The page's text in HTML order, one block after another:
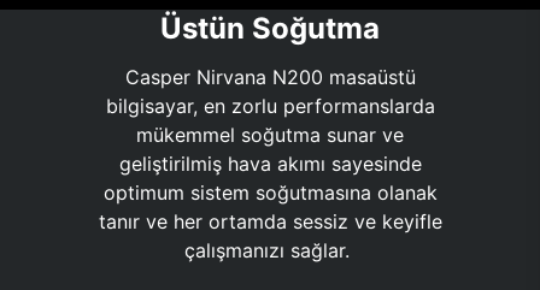
Üstün Soğutma
Casper Nirvana N200 masaüstü
bilgisayar, en zorlu performanslarda
mükemmel soğutma sunar ve
geliştirilmiş hava akımı sayesinde
optimum sistem soğutmasına olanak
tanır ve her ortamda sessiz ve keyifle
çalışmanızı sağlar.